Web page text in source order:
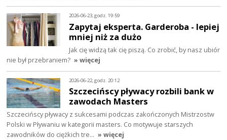
2026-06-23, godz. 19:59
Zapytaj eksperta. Garderoba - lepiej
mniej niż za dużo
Jak cię widzą tak cię piszą. Co zrobić, by nasz ubiór
nie był przebraniem? » więcej
2026-06-22, godz. 20:12
Szczecińscy pływacy rozbili bank w
zawodach Masters
Szczecińscy pływacy z sukcesami podczas zakończonych Mistrzostw
Polski w Pływaniu w kategorii masters. Co motywuje starszych
zawodników do ciężkich tre… » więcej